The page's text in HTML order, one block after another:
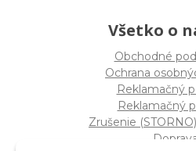
Všetko o
Obchodné
Ochrana
Reklamačný
Reklamačný
Zrušenie